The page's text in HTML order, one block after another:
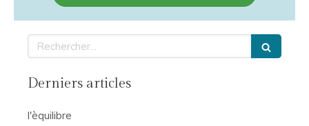
Rechercher
Derniers articles
l'èquilibre